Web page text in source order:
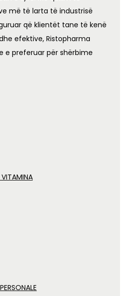
më të larta të industrisë
që klientët tane të kenë
efektive, Ristopharma
e preferuar për shërbime